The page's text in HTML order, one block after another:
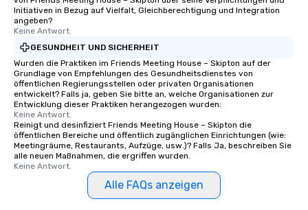
Initiativen in Bezug auf Vielfalt, Gleichberechtigung und Integration
angeben?
Keine Antwort.
GESUNDHEIT UND SICHERHEIT
Wurden die Praktiken im Friends Meeting House – Skipton auf der
Grundlage von Empfehlungen des Gesundheitsdienstes von
öffentlichen Regierungsstellen oder privaten Organisationen
entwickelt? Falls ja, geben Sie bitte an, welche Organisationen zur
Entwicklung dieser Praktiken herangezogen wurden:
Keine Antwort.
Reinigt und desinfiziert Friends Meeting House – Skipton die
öffentlichen Bereiche und öffentlich zugänglichen Einrichtungen (wie:
Meetingräume, Restaurants, Aufzüge, usw.)? Falls Ja, beschreiben Sie
alle neuen Maßnahmen, die ergriffen wurden.
Keine Antwort.
Alle FAQs anzeigen